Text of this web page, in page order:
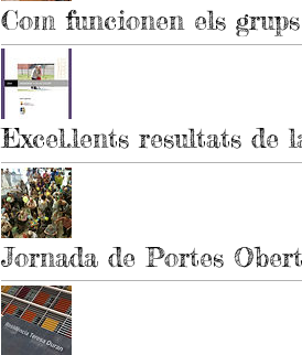
Com funcionen els
Excel.lents resultats de
Jornada de Portes